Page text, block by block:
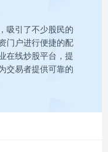
吸引了不少股民的
门户进行便捷的配
在线炒股平台，提
交易者提供可靠的